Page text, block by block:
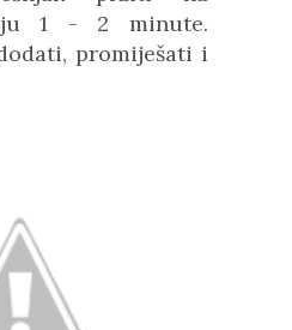
1 - 2 minute.
promiješati i